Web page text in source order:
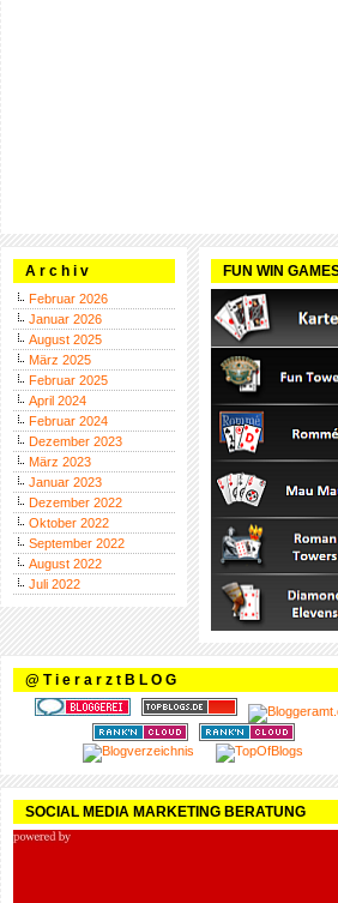
A r c h i v
Februar 2026
Januar 2026
August 2025
März 2025
Februar 2025
April 2024
Februar 2024
Dezember 2023
März 2023
Januar 2023
Dezember 2022
Oktober 2022
September 2022
August 2022
Juli 2022
FUN WIN
@ T i e r a r z t B L O G
SOCIAL MEDIA MARKETING BERATUNG